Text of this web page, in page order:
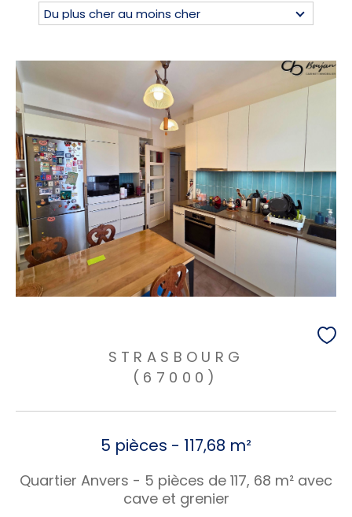
Du plus cher au moins cher
STRASBOURG
(67000)
5 pièces - 117,68 m²
Quartier Anvers - 5 pièces de 117, 68 m² avec
cave et grenier
Surface
Pièces
AFFINER LES CRITÈRES
FILTRER PAR
NOUVEAUTÉS